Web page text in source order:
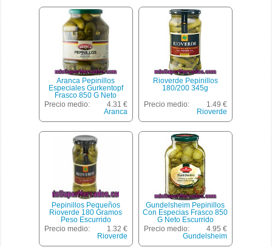
Aranca Pepinillos
Especiales Gurkentopf
Frasco 850 G Neto
Escurrido
Precio medio:
4.31 €
Aranca
Rioverde Pepinillos
180/200 345g
Precio medio:
1.49 €
Rioverde
Pepinillos Pequeños
Rioverde 180 Gramos
Peso Escurrido
Precio medio:
1.32 €
Rioverde
Gundelsheim Pepinillos
Con Especias Frasco 850
G Neto Escurrido
Precio medio:
4.95 €
Gundelsheim